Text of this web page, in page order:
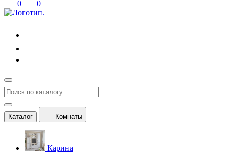
0
0
Каталог Комнаты
Карина